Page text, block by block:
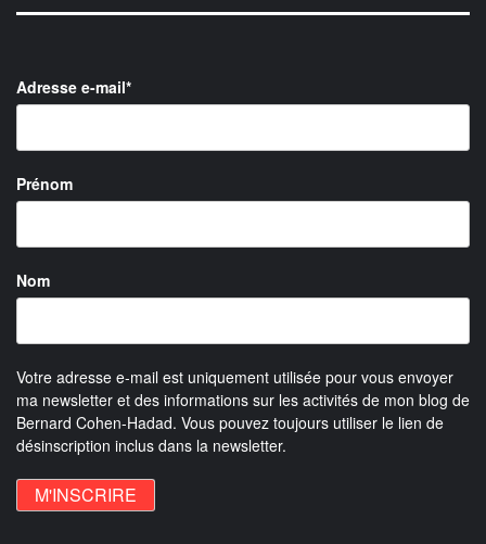
Adresse e-mail*
Prénom
Nom
Votre adresse e-mail est uniquement utilisée pour vous envoyer
ma newsletter et des informations sur les activités de mon blog de
Bernard Cohen-Hadad. Vous pouvez toujours utiliser le lien de
désinscription inclus dans la newsletter.